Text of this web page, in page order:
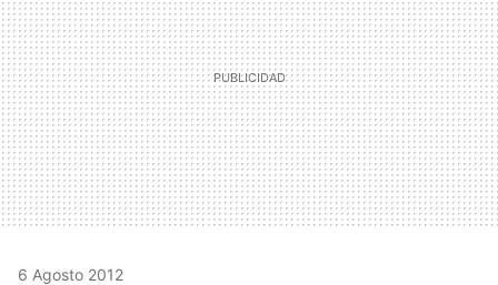
6 Agosto 2012